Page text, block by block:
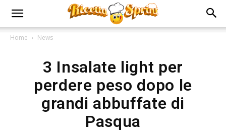
Home News
3 Insalate light per
perdere peso dopo le
grandi abbuffate di
Pasqua